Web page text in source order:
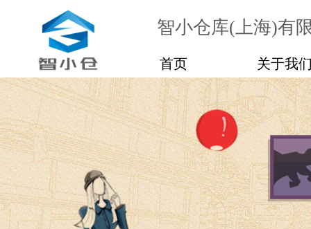
首页 关于我
智小仓库(上海)有